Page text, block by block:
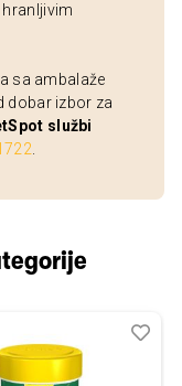
sa ambalaže
dobar izbor za
službi